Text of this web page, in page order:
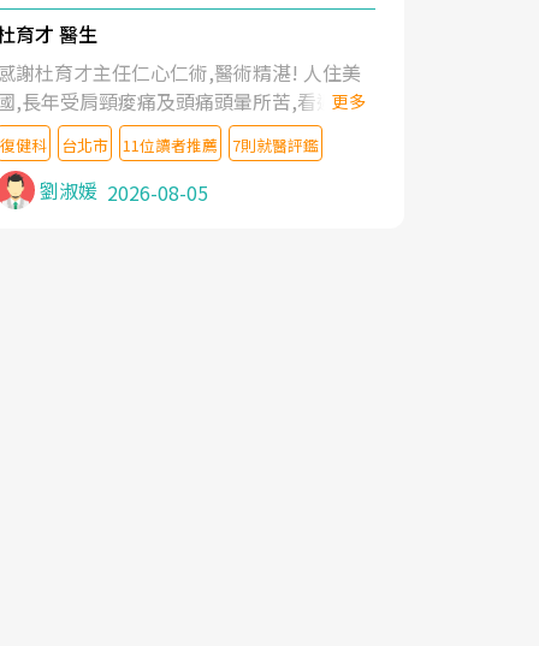
育才 醫生
謝杜育才主任仁心仁術,醫術精湛! 人住美
,長年受肩頸痠痛及頭痛頭暈所苦,看遍名醫
授,做了各種檢查,也嘗試過西醫打針,中醫
灸及物理徒手治療都沒有用,後來連吃到嗎
類止痛藥都效果有限,只是壓症狀,沒多久就
起來,多年失眠嚴重影響生活品質. 台灣親
更多
復健科 台北市 11位讀者推薦 7則就醫評鑑
劉淑媛 2026-08-05